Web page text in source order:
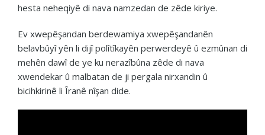
hesta neheqiyê di nava namzedan de zêde kiriye.
Ev xwepêşandan berdewamiya xwepêşandanên
belavbûyî yên li dijî polîtîkayên perwerdeyê û ezmûnan di
mehên dawî de ye ku nerazîbûna zêde di nava
xwendekar û malbatan de ji pergala nirxandin û
bicihkirinê li Îranê nîşan dide.